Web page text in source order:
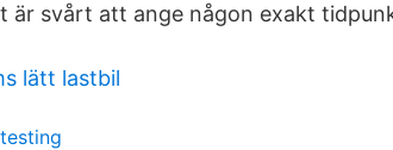
är svårt att ange någon exakt
lätt lastbil